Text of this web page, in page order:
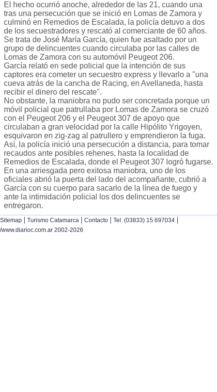
El hecho ocurrió anoche, alrededor de las 21, cuando una
tras una persecución que se inició en Lomas de Zamora y
culminó en Remedios de Escalada, la policía detuvo a dos
de los secuestradores y rescató al comerciante de 60 años.
Se trata de José María García, quien fue asaltado por un
grupo de delincuentes cuando circulaba por las calles de
Lomas de Zamora con su automóvil Peugeot 206.
García relató en sede policial que la intención de sus
captores era cometer un secuestro express y llevarlo a "una
cueva atrás de la cancha de Racing, en Avellaneda, hasta
recibir el dinero del rescate".
No obstante, la maniobra no pudo ser concretada porque un
móvil policial que patrullaba por Lomas de Zamora se cruzó
con el Peugeot 206 y el Peugeot 307 de apoyo que
circulaban a gran velocidad por la calle Hipólito Yrigoyen,
esquivaron en zig-zag al patrullero y emprendieron la fuga.
Así, la policía inició una persecución a distancia, para tomar
recaudos ante posibles rehenes, hasta la localidad de
Remedios de Escalada, donde el Peugeot 307 logró fugarse.
En una arriesgada pero exitosa maniobra, uno de los
oficiales abrió la puerta del lado del acompañante, cubrió a
García con su cuerpo para sacarlo de la línea de fuego y
ante la intimidación policial los dos delincuentes se
entregaron.
Sitemap | Turismo Catamarca | Contacto | Tel. (03833) 15 697034 |
/www.diarioc.com.ar 2002-2026